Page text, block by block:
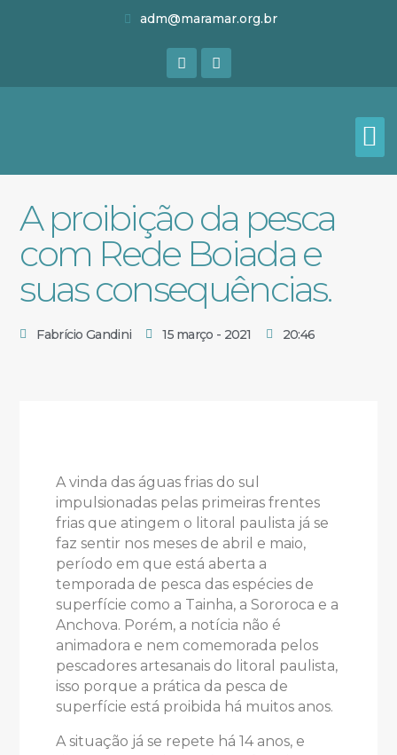
adm@maramar.org.br
A proibição da pesca
com Rede Boiada e
suas consequências.
Fabrício Gandini 15 março - 2021 20:46
A vinda das águas frias do sul
impulsionadas pelas primeiras frentes
frias que atingem o litoral paulista já se
faz sentir nos meses de abril e maio,
período em que está aberta a
temporada de pesca das espécies de
superfície como a Tainha, a Sororoca e a
Anchova. Porém, a notícia não é
animadora e nem comemorada pelos
pescadores artesanais do litoral paulista,
isso porque a prática da pesca de
superfície está proibida há muitos anos.
A situação já se repete há 14 anos, e